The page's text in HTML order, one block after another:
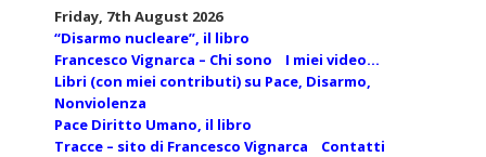
Friday, 7th August 2026
“Disarmo nucleare”, il libro
Francesco Vignarca – Chi sono
I miei video…
Libri (con miei contributi) su Pace, Disarmo,
Nonviolenza
Pace Diritto Umano, il libro
Tracce – sito di Francesco Vignarca
Contatti